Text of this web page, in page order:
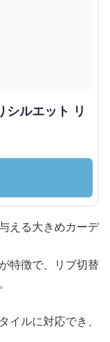
シルエット リ
える大きめカーデ
特徴で、リブ切替
イルに対応でき、